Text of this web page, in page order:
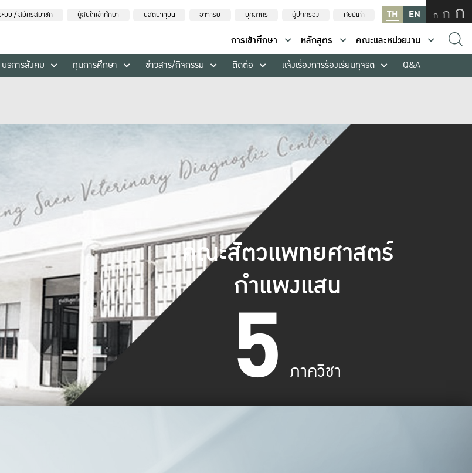
ะบบ / สมัครสมาชิก ผู้สนใจเข้าศึกษา นิสิตปัจจุบัน อาจารย์ บุคลากร ผู้ปกครอง ศิษย์เก่า TH EN ก ก ก
การเข้าศึกษา หลักสูตร
คณะและหน่วยงาน
บริการสังคม ทุนการศึกษา ข่าวสาร/กิจกรรม ติดต่อ แจ้งเรื่องการร้องเรียนทุจริต Q&A
คณะสัตวแพทยศาสตร์
กำแพงแสน
5 ภาควิชา